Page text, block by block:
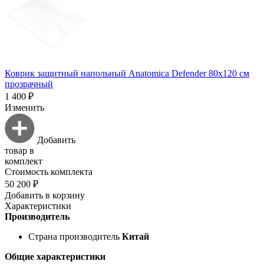
Коврик защитный напольный Anatomica Defender 80х120 см
прозрачный
1 400 ₽
Изменить
Добавить
товар в
комплект
Стоимость комплекта
50 200 ₽
Добавить в корзину
Характеристики
Производитель
Страна производитель Китай
Общие характеристики